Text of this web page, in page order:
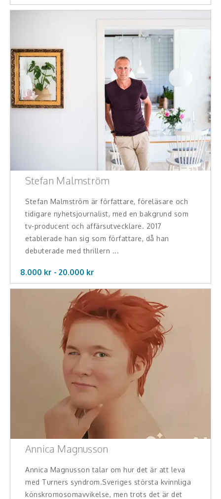
Stefan Malmström
Stefan Malmström är författare, föreläsare och
tidigare nyhetsjournalist, med en bakgrund som
tv-producent och affärsutvecklare. 2017
etablerade han sig som författare, då han
debuterade med thrillern ...
8.000 kr - 20.000 kr
Annica Magnusson
Annica Magnusson talar om hur det är att leva
med Turners syndrom.Sveriges största kvinnliga
könskromosomavvikelse, men trots det är det